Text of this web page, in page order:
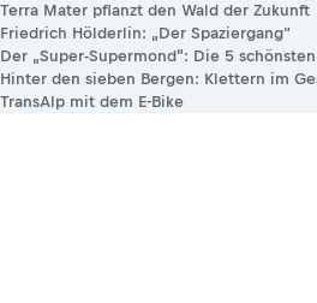
Terra Mater pflanzt den Wald der Zukunft
Friedrich Hölderlin: „Der Spaziergang“
Der „Super-Supermond”: Die 5
Hinter den sieben Bergen: Klettern im
TransAlp mit dem E-Bike